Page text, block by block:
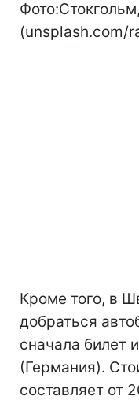
(unsplash.com/
Кроме того, в
добраться
сначала билет
(Германия).
составляет от